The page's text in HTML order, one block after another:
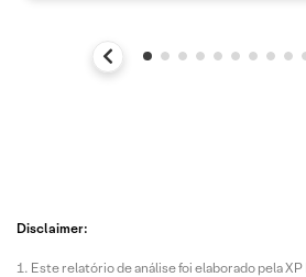
Disclaimer:
Este relatório de análise foi elaborado pela